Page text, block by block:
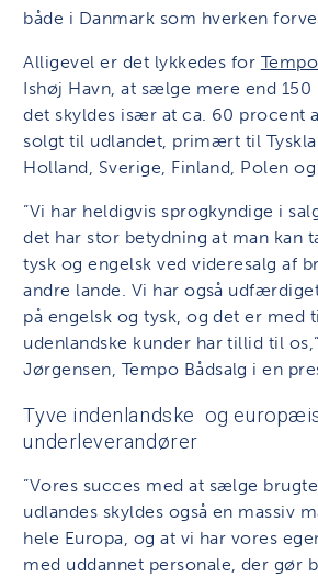
både i Danmark som hverken
Alligevel er det lykkedes for
Ishøj Havn, at sælge mere end 150
det skyldes især at ca. 60 procent
solgt til udlandet, primært til
Holland, Sverige, Finland, Polen og
”Vi har heldigvis sprogkyndige i
det har stor betydning at man kan
tysk og engelsk ved videresalg af
andre lande. Vi har også
på engelsk og tysk, og det er med
udenlandske kunder har tillid til
Jørgensen, Tempo Bådsalg i en
Tyve indenlandske og
underleverandører
”Vores succes med at sælge
udlandes skyldes også en massiv
hele Europa, og at vi har vores
med uddannet personale, der gør